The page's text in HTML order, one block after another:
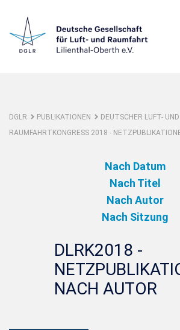
DGLR PUBLIKATIONEN
DEUTSCHER LUFT- UND
RAUMFAHRTKONGRESS 2018 -
Nach Datum
Nach Titel
Nach Autor
Nach Sitzung
DLRK2018 -
NACH AUTOR